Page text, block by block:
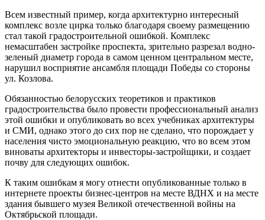
Всем известный пример, когда архитектурно интересный
комплекс возле цирка только благодаря своему размещению
стал такой градостроительной ошибкой. Комплекс
немасштабен застройке проспекта, зрительно разрезал водно-
зеленый диаметр города в самом ценном центральном месте,
нарушил восприятие ансамбля площади Победы со стороны
ул. Козлова.
Обязанностью белорусских теоретиков и практиков
градостроительства было провести профессиональный анализ
этой ошибки и опубликовать во всех учебниках архитектуры
и СМИ, однако этого до сих пор не сделано, что порождает у
населения чисто эмоциональную реакцию, что во всем этом
виноваты архитекторы и инвесторы-застройщики, и создает
почву для следующих ошибок.
К таким ошибкам я могу отнести опубликованные только в
интернете проекты бизнес-центров на месте ВДНХ и на месте
здания бывшего музея Великой отечественной войны на
Октябрьской площади.